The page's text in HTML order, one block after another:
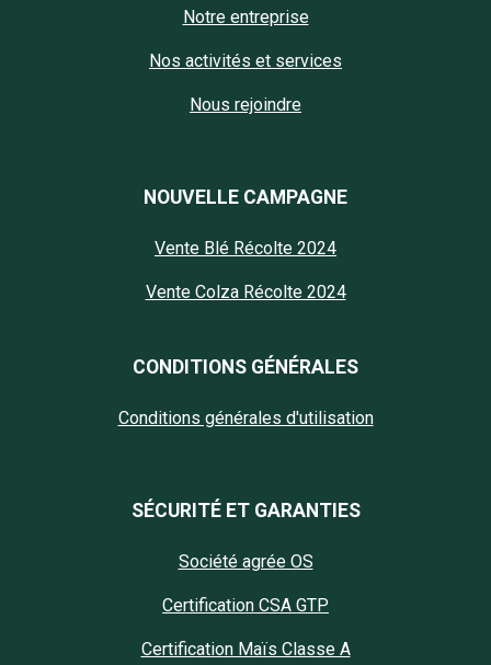
Notre entreprise
Nos activités et services
Nous rejoindre
NOUVELLE CAMPAGNE
Vente Blé Récolte 2024
Vente Colza Récolte 2024
CONDITIONS GÉNÉRALES
Conditions générales d'utilisation
SÉCURITÉ ET GARANTIES
Société agrée OS
Certification CSA GTP
Certification Maïs Classe A